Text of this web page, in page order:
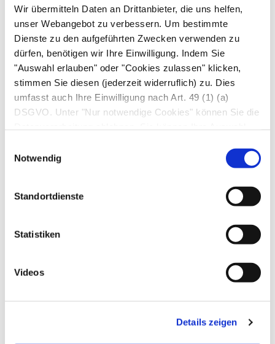
Wir übermitteln Daten an Drittanbieter, die uns helfen,
unser Webangebot zu verbessern. Um bestimmte
Dienste zu den aufgeführten Zwecken verwenden zu
dürfen, benötigen wir Ihre Einwilligung. Indem Sie
"Auswahl erlauben" oder "Cookies zulassen" klicken,
stimmen Sie diesen (jederzeit widerruflich) zu. Dies
umfasst auch Ihre Einwilligung nach Art. 49 (1) (a)
DSGVO. Unter "Nur notwendige Cookies" können Sie die
Notwendig
Standortdienste
Statistiken
Videos
Details zeigen
Ursachen erhöhter Werte
Schwere Lebererkrankungen mit
Leberzelluntergang, z. B. schwereVirushepatitis
Vergiftungen
Autor*innen
Schäffler. Trias, Stuttgart, 3. Auflage (2014). | zuletzt
geändert am